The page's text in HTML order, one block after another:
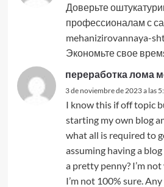
Доверьте
профессионалам с
mehanizirovannaya-
Экономьте свое
переработка лома
3 de noviembre de 2023 a las
I know this if off topic
starting my own blog
what all is required to
assuming having a
a pretty penny? I’m
I’m not 100% sure.